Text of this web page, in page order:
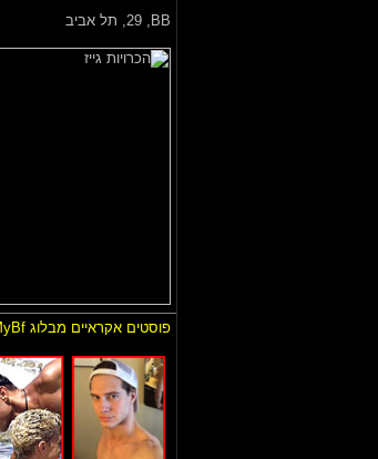
BB,
29, תל אביב
פוסטים אקראיים מבלוג MyBf: